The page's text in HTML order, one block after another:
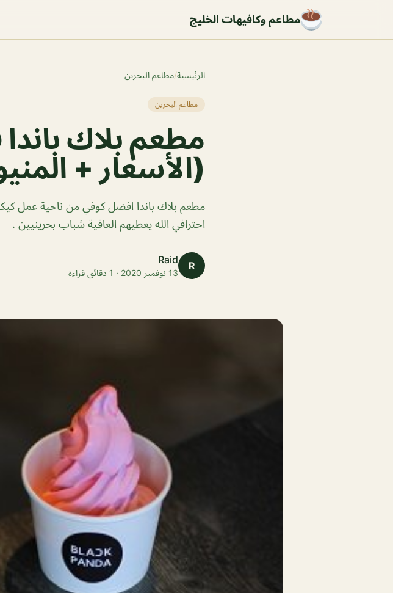
مطاعم وكافيهات الخليج
الرئيسية/مطاعم البحرين
مطاعم البحرين
مطعم بلاك
(الأسعار +
مطعم بلاك باندا افضل كوفي من ناحية عمل
احترافي الله يعطيهم العافية شباب بحرينيين .
R
Raid
13 نوفمبر 2020 · 1 دقائق قراءة